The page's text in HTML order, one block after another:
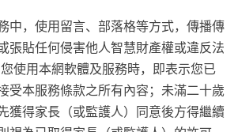
中，使用留言、部落格等方式，傳播傳
張貼任何侵害他人智慧財產權或違反法
使用本網軟體及服務時，即表示您已
受本服務條款之所有內容；未滿二十歲
獲得家長（或監護人）同意後方得繼續